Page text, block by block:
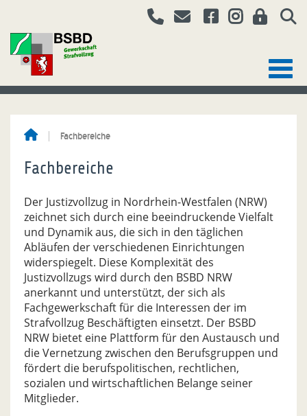
Fachbereiche
Fachbereiche
Der Justizvollzug in Nordrhein-Westfalen (NRW)
zeichnet sich durch eine beeindruckende Vielfalt
und Dynamik aus, die sich in den täglichen
Abläufen der verschiedenen Einrichtungen
widerspiegelt. Diese Komplexität des
Justizvollzugs wird durch den BSBD NRW
anerkannt und unterstützt, der sich als
Fachgewerkschaft für die Interessen der im
Strafvollzug Beschäftigten einsetzt. Der BSBD
NRW bietet eine Plattform für den Austausch und
die Vernetzung zwischen den Berufsgruppen und
fördert die berufspolitischen, rechtlichen,
sozialen und wirtschaftlichen Belange seiner
Mitglieder.